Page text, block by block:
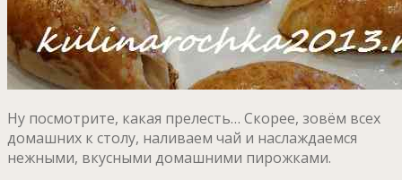
Ну посмотрите, какая прелесть… Скорее, зовём всех
домашних к столу, наливаем чай и наслаждаемся
нежными, вкусными домашними пирожками.